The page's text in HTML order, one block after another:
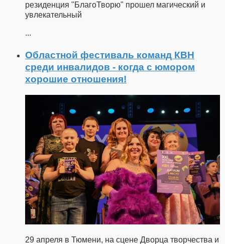
резиденция "БлагоТворю" прошел магический и
увлекательный
...
Областной фестиваль команд КВН
среди инвалидов - когда с юмором
хорошие отношения!
29 апреля в Тюмени, на сцене Дворца творчества и